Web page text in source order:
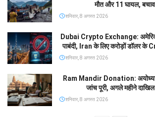
मौत और 11 घायल, बचाव
शनिवार, 8 अगस्त 2026
Dubai Crypto Exchange:
पाबंदी, Iran के लिए करोड़ों डॉलर के
शनिवार, 8 अगस्त 2026
Ram Mandir Donation: अयोध्या
जांच पूरी, अगले महीने दाखिल
शनिवार, 8 अगस्त 2026